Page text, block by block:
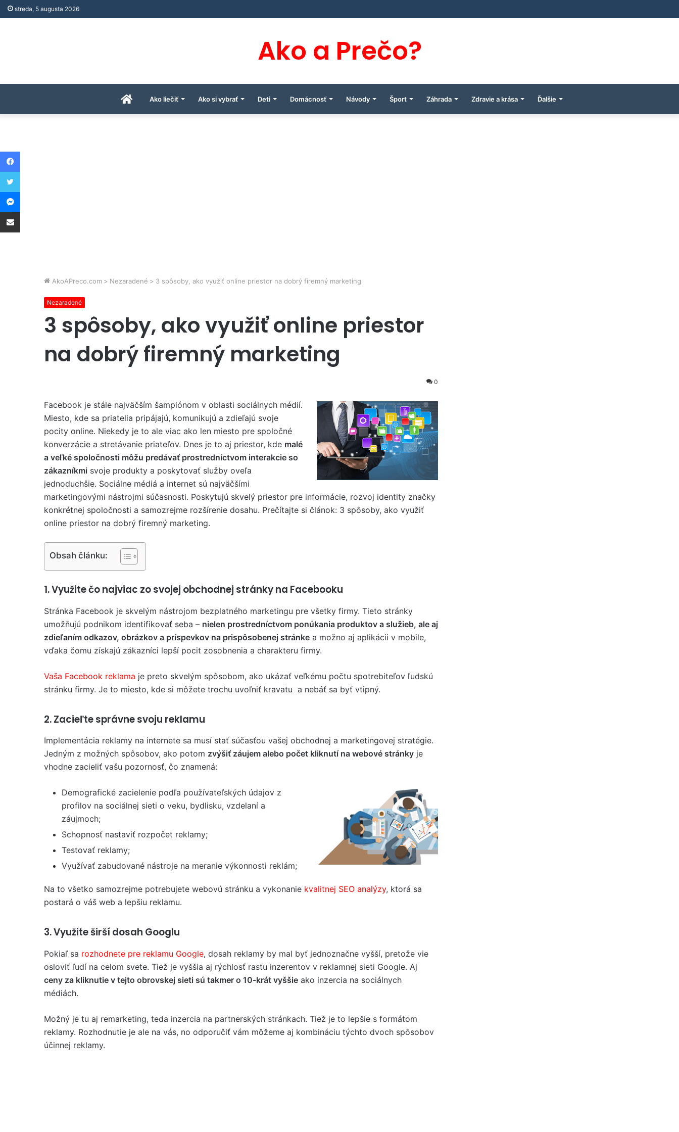
streda, 5 augusta 2026
Ako a Prečo?
ÚvodnáAko liečiť Ako si vybrať Deti Domácnosť Návody Šport Záhrada Zdravie a krása Ďalšie
AkoAPreco.com > Nezaradené > 3 spôsoby, ako využiť online priestor na dobrý firemný marketing
Nezaradené
3 spôsoby, ako využiť online priestor
na dobrý firemný marketing
0
Facebook je stále najväčším šampiónom v oblasti sociálnych médií.
Miesto, kde sa priatelia pripájajú, komunikujú a zdieľajú svoje
pocity online. Niekedy je to ale viac ako len miesto pre spoločné
konverzácie a stretávanie priateľov. Dnes je to aj priestor, kde malé
a veľké spoločnosti môžu predávať prostredníctvom interakcie so
zákazníkmi svoje produkty a poskytovať služby oveľa
jednoduchšie. Sociálne médiá a internet sú najväčšími
marketingovými nástrojmi súčasnosti. Poskytujú skvelý priestor pre informácie, rozvoj identity značky
konkrétnej spoločnosti a samozrejme rozšírenie dosahu. Prečítajte si článok: 3 spôsoby, ako využiť
online priestor na dobrý firemný marketing.
Obsah článku:
1. Využite čo najviac zo svojej obchodnej stránky na Facebooku
Stránka Facebook je skvelým nástrojom bezplatného marketingu pre všetky firmy. Tieto stránky
umožňujú podnikom identifikovať seba – nielen prostredníctvom ponúkania produktov a služieb, ale aj
zdieľaním odkazov, obrázkov a príspevkov na prispôsobenej stránke a možno aj aplikácii v mobile,
vďaka čomu získajú zákazníci lepší pocit zosobnenia a charakteru firmy.
Vaša Facebook reklama je preto skvelým spôsobom, ako ukázať veľkému počtu spotrebiteľov ľudskú
stránku firmy. Je to miesto, kde si môžete trochu uvoľniť kravatu a nebáť sa byť vtipný.
2. Zacieľte správne svoju reklamu
Implementácia reklamy na internete sa musí stať súčasťou vašej obchodnej a marketingovej stratégie.
Jedným z možných spôsobov, ako potom zvýšiť záujem alebo počet kliknutí na webové stránky je
vhodne zacieliť vašu pozornosť, čo znamená:
Demografické zacielenie podľa používateľských údajov z
profilov na sociálnej sieti o veku, bydlisku, vzdelaní a
záujmoch;
Schopnosť nastaviť rozpočet reklamy;
Testovať reklamy;
Využívať zabudované nástroje na meranie výkonnosti reklám;
Na to všetko samozrejme potrebujete webovú stránku a vykonanie kvalitnej SEO analýzy, ktorá sa
postará o váš web a lepšiu reklamu.
3. Využite širší dosah Googlu
Pokiaľ sa rozhodnete pre reklamu Google, dosah reklamy by mal byť jednoznačne vyšší, pretože vie
osloviť ľudí na celom svete. Tiež je vyššia aj rýchlosť rastu inzerentov v reklamnej sieti Google. Aj
ceny za kliknutie v tejto obrovskej sieti sú takmer o 10-krát vyššie ako inzercia na sociálnych
médiách.
Možný je tu aj remarketing, teda inzercia na partnerských stránkach. Tiež je to lepšie s formátom
reklamy. Rozhodnutie je ale na vás, no odporučiť vám môžeme aj kombináciu týchto dvoch spôsobov
účinnej reklamy.
Facebook
Twitter
Messenger
Share via Email